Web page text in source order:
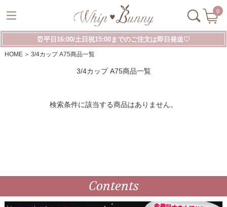
0
⏰平日16:00/土日祝15:00までのご注文は即日発送♡
HOME 3/4カップ A75商品一覧
3/4カップ A75商品一覧
検索条件に該当する商品はありません。
Contents